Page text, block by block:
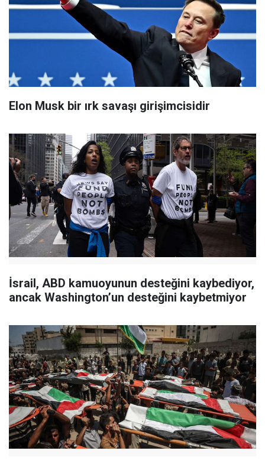
Elon Musk bir ırk savaşı girişimcisidir
İsrail, ABD kamuoyunun desteğini kaybediyor,
ancak Washington’un desteğini kaybetmiyor